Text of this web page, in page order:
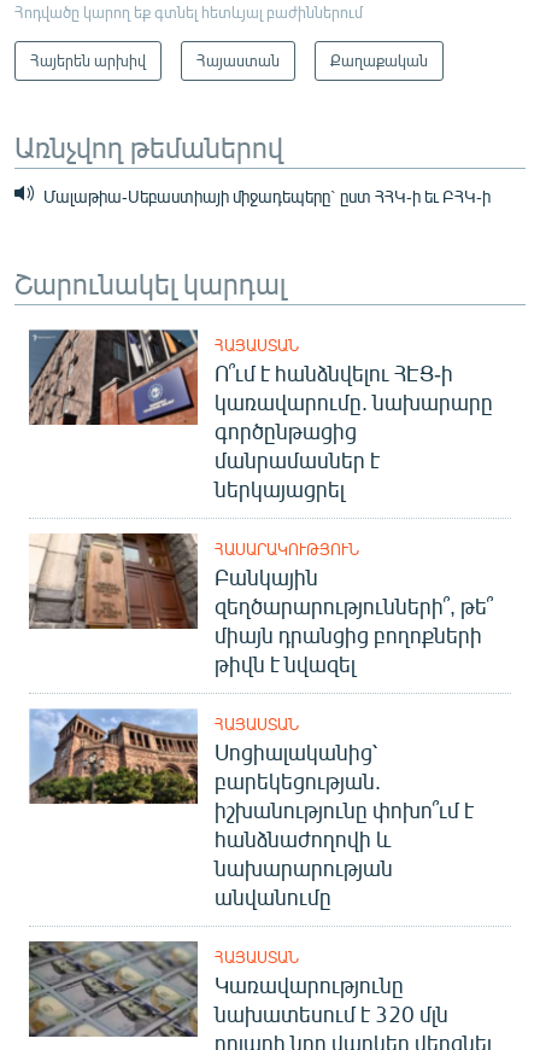
Հոդվածը կարող եք գտնել հետևյալ բաժիններում
Հայերեն արխիվ Հայաստան Քաղաքական
Առնչվող թեմաներով
Մալաթիա-Սեբաստիայի միջադեպերը` ըստ ՀՀԿ-ի եւ ԲՀԿ-ի
Շարունակել կարդալ
ՀԱՅԱՍՏԱՆ
Ո՞ւմ է հանձնվելու ՀԷՑ-ի
կառավարումը. նախարարը
գործընթացից
մանրամասներ է
ներկայացրել
ՀԱՍԱՐԱԿՈՒԹՅՈՒՆ
Բանկային
զեղծարարությունների՞, թե՞
միայն դրանցից բողոքների
թիվն է նվազել
ՀԱՅԱՍՏԱՆ
Սոցիալականից՝
բարեկեցության.
իշխանությունը փոխո՞ւմ է
հանձնաժողովի և
նախարարության
անվանումը
ՀԱՅԱՍՏԱՆ
Կառավարությունը
նախատեսում է 320 մլն
դոլարի նոր վարկեր վերցնել